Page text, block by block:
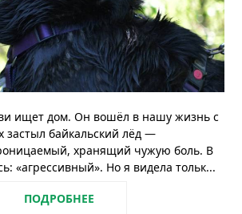
ищет дом. Он вошёл в нашу жизнь с
застыл байкальский лёд —
хранящий чужую боль. В
«агрессивный». Но я видела тольк...
ПОДРОБНЕЕ